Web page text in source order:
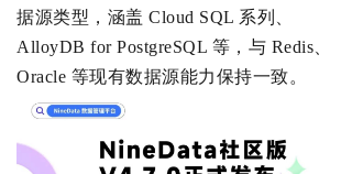
据源类型，涵盖 Cloud SQL 系列、
AlloyDB for PostgreSQL 等，与 Redis、
Oracle 等现有数据源能力保持一致。